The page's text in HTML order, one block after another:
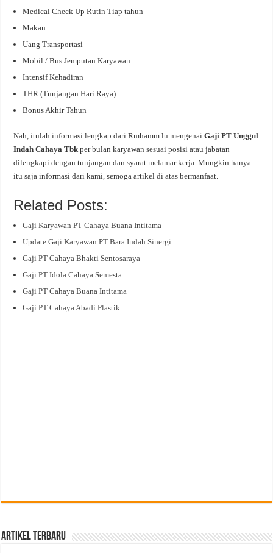
Medical Check Up Rutin Tiap tahun
Makan
Uang Transportasi
Mobil / Bus Jemputan Karyawan
Intensif Kehadiran
THR (Tunjangan Hari Raya)
Bonus Akhir Tahun
Nah, itulah informasi lengkap dari Rmhamm.lu mengenaiGaji PT Unggul
Indah Cahaya Tbkper bulan karyawan sesuai posisi atau jabatan
dilengkapi dengan tunjangan dan syarat melamar kerja. Mungkin hanya
itu saja informasi dari kami, semoga artikel di atas bermanfaat.
Related Posts:
Gaji Karyawan PT Cahaya Buana Intitama
Update Gaji Karyawan PT Bara Indah Sinergi
Gaji PT Cahaya Bhakti Sentosaraya
Gaji PT Idola Cahaya Semesta
Gaji PT Cahaya Buana Intitama
Gaji PT Cahaya Abadi Plastik
Artikel Terbaru